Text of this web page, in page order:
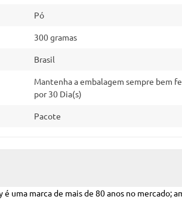
Pó
300 gramas
Brasil
Mantenha a embalagem sempre bem
por 30 Dia(s)
Pacote
uma marca de mais de 80 anos no